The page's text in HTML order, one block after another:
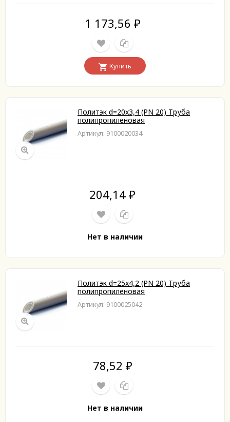
1 173,56 ₽
Купить
Политэк d=20x3,4 (PN 20) Труба
полипропиленовая
Артикул: 9100020034
204,14 ₽
Нет в наличии
Политэк d=25x4,2 (PN 20) Труба
полипропиленовая
Артикул: 9100025042
78,52 ₽
Нет в наличии